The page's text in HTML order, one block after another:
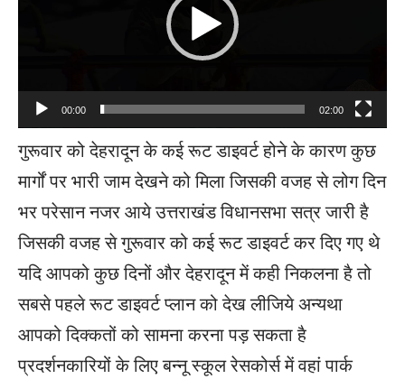
00:00 02:00
गुरूवार को देहरादून के कई रूट डाइवर्ट होने के कारण कुछ
मार्गों पर भारी जाम देखने को मिला जिसकी वजह से लोग दिन
भर परेसान नजर आये उत्तराखंड विधानसभा सत्र जारी है
जिसकी वजह से गुरूवार को कई रूट डाइवर्ट कर दिए गए थे
यदि आपको कुछ दिनों और देहरादून में कही निकलना है तो
सबसे पहले रूट डाइवर्ट प्लान को देख लीजिये अन्यथा
आपको दिक्कतों को सामना करना पड़ सकता है
प्रदर्शनकारियों के लिए बन्नू स्कूल रेसकोर्स में वहां पार्क